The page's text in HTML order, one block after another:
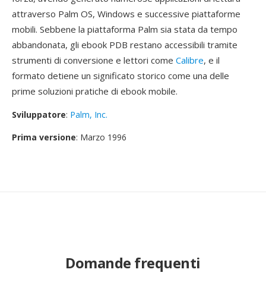
attraverso Palm OS, Windows e successive piattaforme
mobili. Sebbene la piattaforma Palm sia stata da tempo
abbandonata, gli ebook PDB restano accessibili tramite
strumenti di conversione e lettori come Calibre, e il
formato detiene un significato storico come una delle
prime soluzioni pratiche di ebook mobile.
Sviluppatore: Palm, Inc.
Prima versione: Marzo 1996
Domande frequenti